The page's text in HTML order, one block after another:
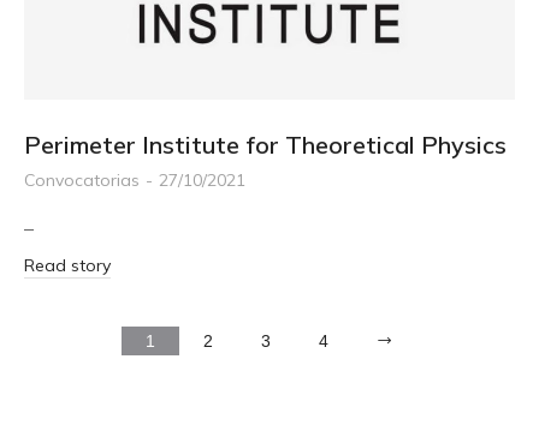
Perimeter Institute for Theoretical Physics
Convocatorias 27/10/2021
–
Read story
1 2 3 4